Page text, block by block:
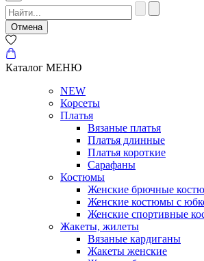
Отмена
Каталог МЕНЮ
NEW
Корсеты
Платья
Вязаные платья
Платья длинные
Платья короткие
Сарафаны
Костюмы
Женские брючные
Женские костюмы с
Женские спортивные
Жакеты, жилеты
Вязаные кардиганы
Жакеты женские